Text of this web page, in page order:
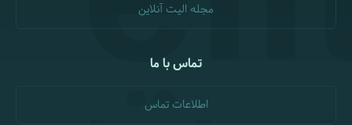
مجله الیت آنلاین
تماس با ما
اطلاعات تماس